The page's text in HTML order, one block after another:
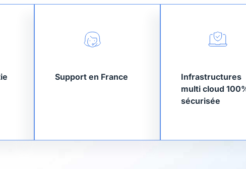
Support en France
Infrastructures
multi cloud
sécurisée